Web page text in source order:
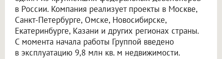
в России. Компания реализует проекты в Москве,
Санкт-Петербурге, Омске, Новосибирске,
Екатеринбурге, Казани и других регионах страны.
С момента начала работы Группой введено
в эксплуатацию 9,8 млн кв. м недвижимости.